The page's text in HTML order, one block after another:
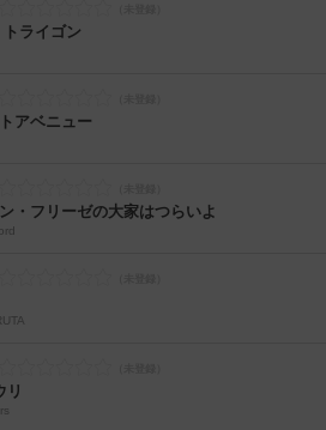
ライゴン
アベニュー
・フリーゼの大家はつらいよ
リ